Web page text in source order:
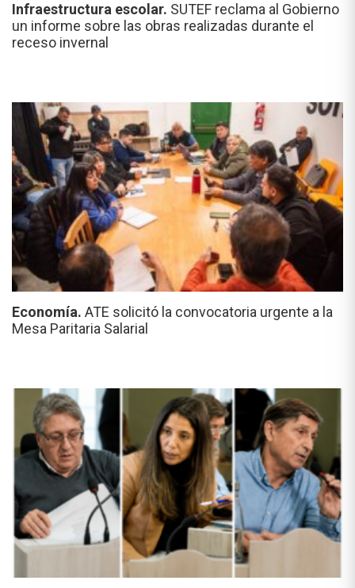
Infraestructura escolar. SUTEF reclama al Gobierno
un informe sobre las obras realizadas durante el
receso invernal
Economía. ATE solicitó la convocatoria urgente a la
Mesa Paritaria Salarial